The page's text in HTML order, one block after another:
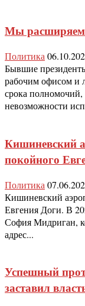
Мы расширяем
Политика
Бывшие
рабочим офисом и
срока полномочий,
невозможности
Кишиневский
покойного
Политика
Кишиневский
Евгения Доги. В
София Мидриган,
адрес...
Успешный
заставил